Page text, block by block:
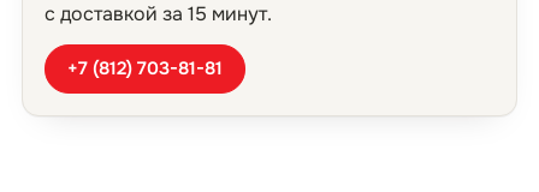
с доставкой за 15 минут.
+7 (812) 703-81-81